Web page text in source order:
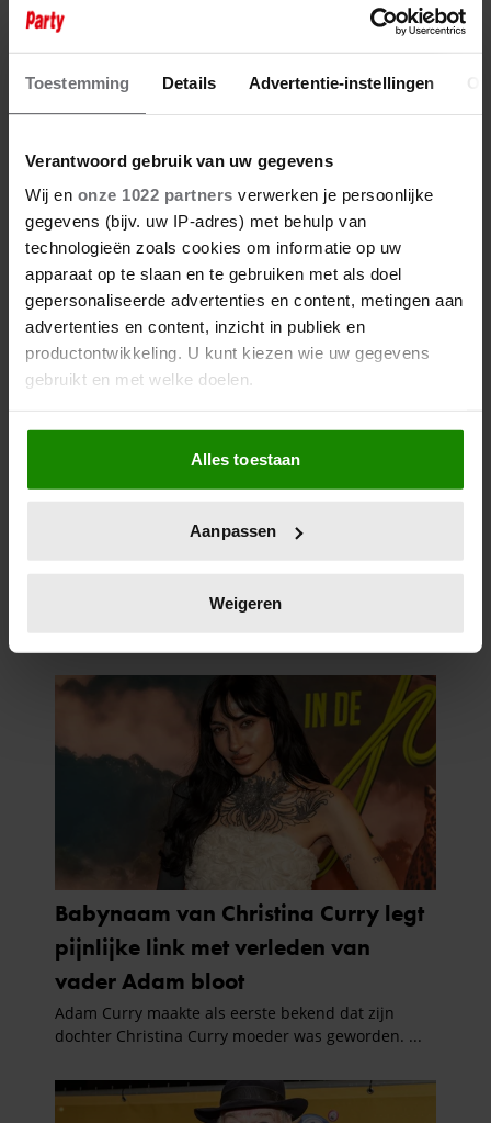
Toestemming Details Advertentie-instellingen
Verantwoord gebruik van uw gegevens
Wij en onze 1022 partners verwerken je persoonlijke
gegevens (bijv. uw IP-adres) met behulp van
technologieën zoals cookies om informatie op uw
apparaat op te slaan en te gebruiken met als doel
gepersonaliseerde advertenties en content, metingen aan
advertenties en content, inzicht in publiek en
productontwikkeling. U kunt kiezen wie uw gegevens
gebruikt en met welke doelen.
Als u het toestaat, willen we ook graag:
Informatie verzamelen over uw geografische
locatie, die tot een paar meter nauwkeurig kan zijn
scannen op specifieke eigenschappen (fingerprinting)
verwerkt en stel uw voorkeuren in het
intrekken in de Cookieverklaring.
We gebruiken cookies om content en advertenties te
personaliseren, om functies voor social media te bieden
en om ons websiteverkeer te analyseren. Ook delen we
informatie over uw gebruik van onze site met onze
partners voor social media, adverteren en analyse. Deze
partners kunnen deze gegevens combineren met andere
informatie die u aan ze heeft verstrekt of die ze hebben
verzameld op basis van uw gebruik van hun services. U
gaat akkoord met onze cookies als u onze website blijft
gebruiken.
Alles toestaan
Aanpassen
Weigeren